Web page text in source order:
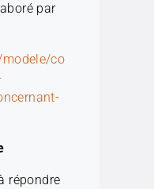
par
co
répondre